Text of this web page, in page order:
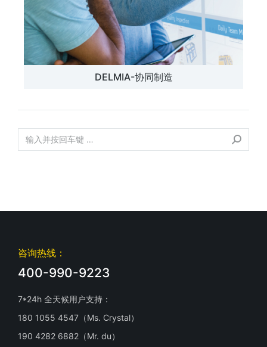
DELMIA-协同制造
咨询热线：
400-990-9223
7*24h 全天候用户支持：
180 1055 4547（Ms. Crystal）
190 4282 6882（Mr. du）